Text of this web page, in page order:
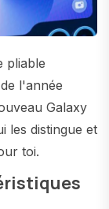
pliable
l'année
Galaxy
les distingue et
toi.